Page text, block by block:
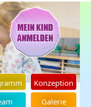
Konzeption
Galerie